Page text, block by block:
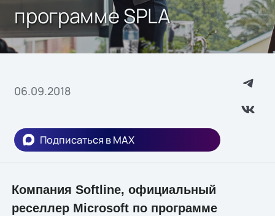
программе SPLA
06.09.2018
Подписаться в MAX
Компания Softline, официальный
реселлер Microsoft по программе